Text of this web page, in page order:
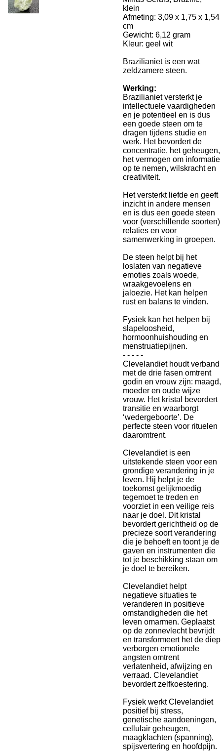
klein
Afmeting: 3,09 x 1,75 x 1,54
cm
Gewicht: 6,12 gram
Kleur: geel wit
Brazilianiet is een wat
zeldzamere steen.
Werking:
Brazilianiet versterkt je
intellectuele vaardigheden
en je potentieel en is dus
een goede steen om te
dragen tijdens studie en
werk. Het bevordert de
concentratie, het geheugen,
het vermogen om informatie
op te nemen, wilskracht en
creativiteit.
Het versterkt liefde en geeft
inzicht in andere mensen
en is dus een goede steen
voor (verschillende soorten)
relaties en voor
samenwerking in groepen.
De steen helpt bij het
loslaten van negatieve
emoties zoals woede,
wraakgevoelens en
jaloezie. Het kan helpen
rust en balans te vinden.
Fysiek kan het helpen bij
slapeloosheid,
hormoonhuishouding en
menstruatiepijnen.
- - - - -
Clevelandiet houdt verband
met de drie fasen omtrent
godin en vrouw zijn: maagd,
moeder en oude wijze
vrouw. Het kristal bevordert
transitie en waarborgt
‘wedergeboorte’. De
perfecte steen voor rituelen
daaromtrent.
Clevelandiet is een
uitstekende steen voor een
grondige verandering in je
leven. Hij helpt je de
toekomst gelijkmoedig
tegemoet te treden en
voorziet in een veilige reis
naar je doel. Dit kristal
bevordert gerichtheid op de
precieze soort verandering
die je behoeft en toont je de
gaven en instrumenten die
tot je beschikking staan om
je doel te bereiken.
Clevelandiet helpt
negatieve situaties te
veranderen in positieve
omstandigheden die het
leven omarmen. Geplaatst
op de zonnevlecht bevrijdt
en transformeert het de diep
verborgen emotionele
angsten omtrent
verlatenheid, afwijzing en
verraad. Clevelandiet
bevordert zelfkoestering.
Fysiek werkt Clevelandiet
positief bij stress,
genetische aandoeningen,
cellulair geheugen,
maagklachten (spanning),
spijsvertering en hoofdpijn.